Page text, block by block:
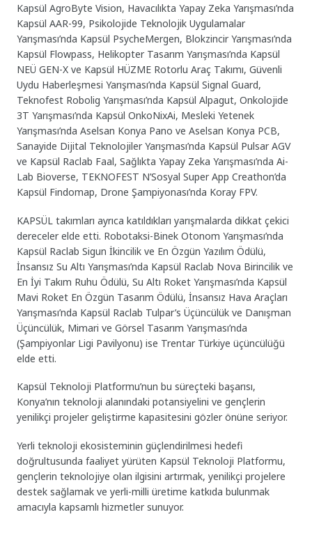
Kapsül AgroByte Vision, Havacılıkta Yapay Zeka Yarışması’nda
Kapsül AAR-99, Psikolojide Teknolojik Uygulamalar
Yarışması’nda Kapsül PsycheMergen, Blokzincir Yarışması’nda
Kapsül Flowpass, Helikopter Tasarım Yarışması’nda Kapsül
NEÜ GEN-X ve Kapsül HÜZME Rotorlu Araç Takımı, Güvenli
Uydu Haberleşmesi Yarışması’nda Kapsül Signal Guard,
Teknofest Robolig Yarışması’nda Kapsül Alpagut, Onkolojide
3T Yarışması’nda Kapsül OnkoNixAi, Mesleki Yetenek
Yarışması’nda Aselsan Konya Pano ve Aselsan Konya PCB,
Sanayide Dijital Teknolojiler Yarışması’nda Kapsül Pulsar AGV
ve Kapsül Raclab Faal, Sağlıkta Yapay Zeka Yarışması’nda Ai-
Lab Bioverse, TEKNOFEST N’Sosyal Super App Creathon’da
Kapsül Findomap, Drone Şampiyonası’nda Koray FPV.
KAPSÜL takımları ayrıca katıldıkları yarışmalarda dikkat çekici
dereceler elde etti. Robotaksi-Binek Otonom Yarışması’nda
Kapsül Raclab Sigun İkincilik ve En Özgün Yazılım Ödülü,
İnsansız Su Altı Yarışması’nda Kapsül Raclab Nova Birincilik ve
En İyi Takım Ruhu Ödülü, Su Altı Roket Yarışması’nda Kapsül
Mavi Roket En Özgün Tasarım Ödülü, İnsansız Hava Araçları
Yarışması’nda Kapsül Raclab Tulpar’s Üçüncülük ve Danışman
Üçüncülük, Mimari ve Görsel Tasarım Yarışması’nda
(Şampiyonlar Ligi Pavilyonu) ise Trentar Türkiye üçüncülüğü
elde etti.
Kapsül Teknoloji Platformu’nun bu süreçteki başarısı,
Konya’nın teknoloji alanındaki potansiyelini ve gençlerin
yenilikçi projeler geliştirme kapasitesini gözler önüne seriyor.
Yerli teknoloji ekosisteminin güçlendirilmesi hedefi
doğrultusunda faaliyet yürüten Kapsül Teknoloji Platformu,
gençlerin teknolojiye olan ilgisini artırmak, yenilikçi projelere
destek sağlamak ve yerli-milli üretime katkıda bulunmak
amacıyla kapsamlı hizmetler sunuyor.